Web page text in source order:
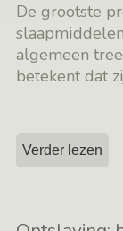
De grootste
algemeen
betekent dat
Verder lezen